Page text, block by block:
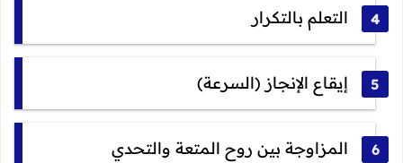
التعلم بالتكرار
إيقاع الإنجاز (السرعة)
المزاوجة بين روح المتعة والتحدي